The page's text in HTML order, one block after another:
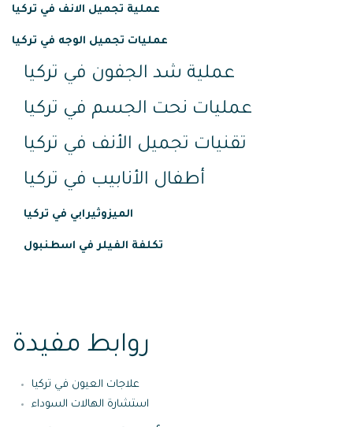
عملية تجميل الانف في تركيا
عمليات تجميل الوجه في تركيا
عملية شد الجفون في تركيا
عمليات نحت الجسم في تركيا
تقنيات تجميل الأنف في تركيا
أطفال الأنابيب في تركيا
الميزوثيرابي في تركيا
تكلفة الفيلر في اسطنبول
روابط مفيدة
علاجات العيون في تركيا
استشارة الهالات السوداء